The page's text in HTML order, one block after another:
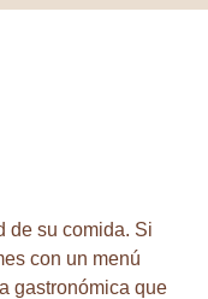
de su comida. Si
con un menú
gastronómica que